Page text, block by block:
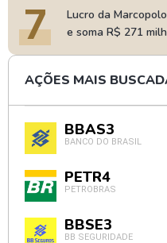
7
Lucro da
e soma R$ 271
AÇÕES MAIS
BBAS3
BANCO DO BRASIL
PETR4
PETROBRAS
BBSE3
BB SEGURIDADE